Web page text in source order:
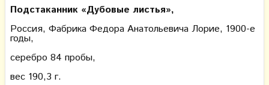
Подстаканник «Дубовые листья»,
Россия, Фабрика Федора Анатольевича Лорие, 1900-е
годы,
серебро 84 пробы,
вес 190,3 г.